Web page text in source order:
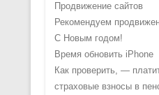
Продвижение сайтов
Рекомендуем
С Новым годом!
Время обновить iPhone
Как проверить, —
страховые взносы в